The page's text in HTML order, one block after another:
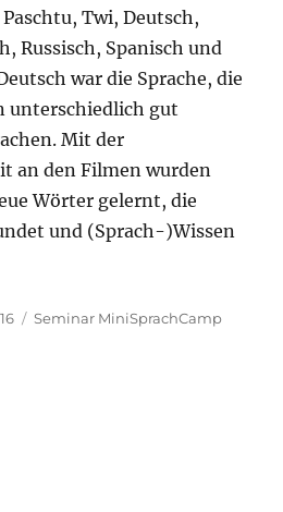
Twi, Deutsch,
Russisch, Spanisch und
war die Sprache, die
unterschiedlich gut
Mit der
an den Filmen wurden
Wörter gelernt, die
und (Sprach-)Wissen
Kategorien
Seminar MiniSprachCamp